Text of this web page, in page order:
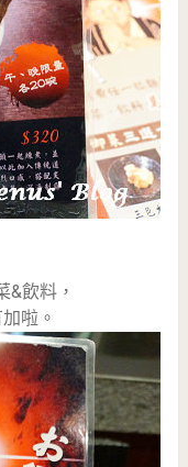
&飲料，
啦。